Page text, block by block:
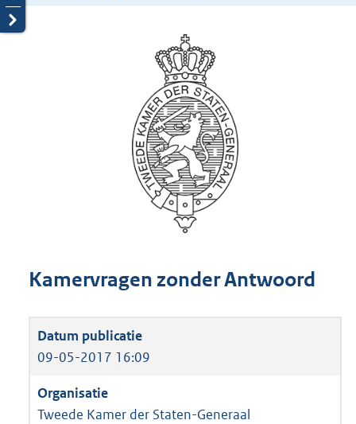
Kamervragen zonder Antwoord
09-05-2017 16:09
Tweede Kamer der Staten-Generaal